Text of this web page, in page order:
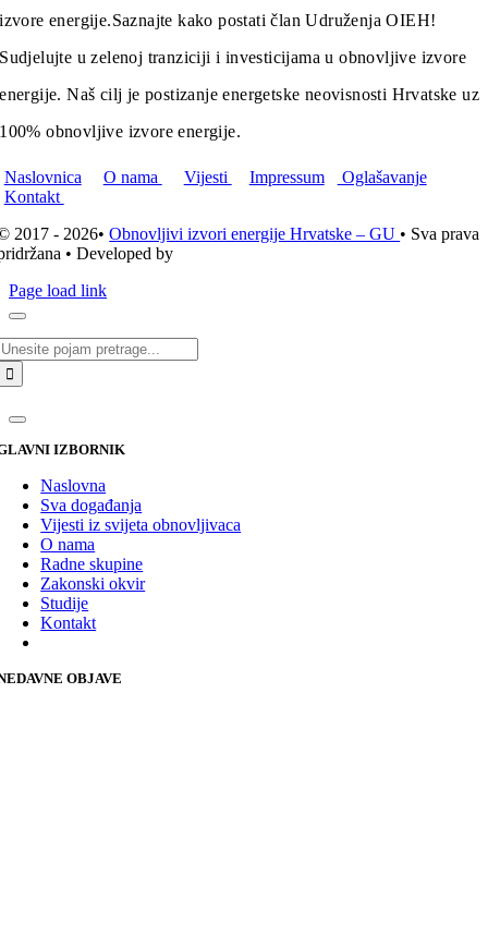
izvore energije.Saznajte kako postati član Udruženja OIEH!
Sudjelujte u zelenoj tranziciji i investicijama u obnovljive izvore
energije. Naš cilj je postizanje energetske neovisnosti Hrvatske uz
100% obnovljive izvore energije.
Naslovnica O nama Vijesti Impressum
Oglašavanje
Kontakt
2017 - 2026•Obnovljivi izvori energije Hrvatske – GU • Sva prava
• Developed by
Page load link
IZBORNIK
Naslovna
Sva događanja
Vijesti iz svijeta obnovljivaca
O nama
Radne skupine
Zakonski okvir
Studije
Kontakt
OBJAVE